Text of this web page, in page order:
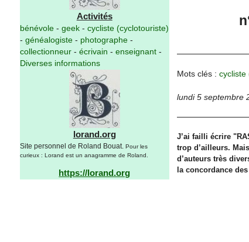
Activités
bénévole- geek- cycliste (cyclotouriste)
- généalogiste- photographe-
collectionneur- écrivain - enseignant-
Diverses informations
lorand.org
Site personnel de Roland Bouat. Pour les
curieux : Lorand est un anagramme de Roland.
https://lorand.org
Mots clés : cycliste
lundi 5 septembre
J’ai failli écrire
trop d’ailleurs.
d’auteurs très
la concordance